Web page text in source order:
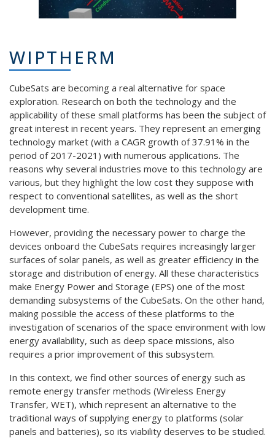
WIPTHERM
CubeSats are becoming a real alternative for space
exploration. Research on both the technology and the
applicability of these small platforms has been the subject of
great interest in recent years. They represent an emerging
technology market (with a CAGR growth of 37.91% in the
period of 2017-2021) with numerous applications. The
reasons why several industries move to this technology are
various, but they highlight the low cost they suppose with
respect to conventional satellites, as well as the short
development time.
However, providing the necessary power to charge the
devices onboard the CubeSats requires increasingly larger
surfaces of solar panels, as well as greater efficiency in the
storage and distribution of energy. All these characteristics
make Energy Power and Storage (EPS) one of the most
demanding subsystems of the CubeSats. On the other hand,
making possible the access of these platforms to the
investigation of scenarios of the space environment with low
energy availability, such as deep space missions, also
requires a prior improvement of this subsystem.
In this context, we find other sources of energy such as
remote energy transfer methods (Wireless Energy
Transfer, WET), which represent an alternative to the
traditional ways of supplying energy to platforms (solar
panels and batteries), so its viability deserves to be studied.